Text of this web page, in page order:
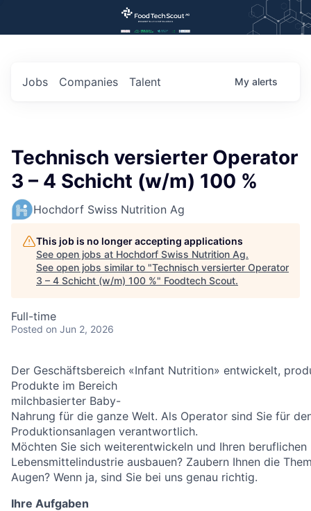
Jobs Companies Talent My alerts
Technisch versierter Operator
3 – 4 Schicht (w/m) 100 %
Hochdorf Swiss Nutrition Ag
This job is no longer accepting applications
See open jobs at Hochdorf Swiss Nutrition Ag.
See open jobs similar to "Technisch versierter Operator
3 – 4 Schicht (w/m) 100 %" Foodtech Scout.
Full-time
Posted on Jun 2, 2026
Der Geschäftsbereich «Infant Nutrition» entwickelt,
Produkte im Bereich
milchbasierter Baby-
Nahrung für die ganze Welt. Als Operator sind Sie für
Produktionsanlagen verantwortlich.
Möchten Sie sich weiterentwickeln und Ihren
Lebensmittelindustrie ausbauen? Zaubern Ihnen die
Augen? Wenn ja, sind Sie bei uns genau richtig.
Ihre Aufgaben